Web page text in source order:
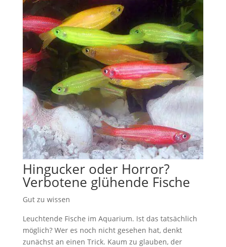
Hingucker oder Horror?
Verbotene glühende Fische
Gut zu wissen
Leuchtende Fische im Aquarium. Ist das tatsächlich
möglich? Wer es noch nicht gesehen hat, denkt
zunächst an einen Trick. Kaum zu glauben, der